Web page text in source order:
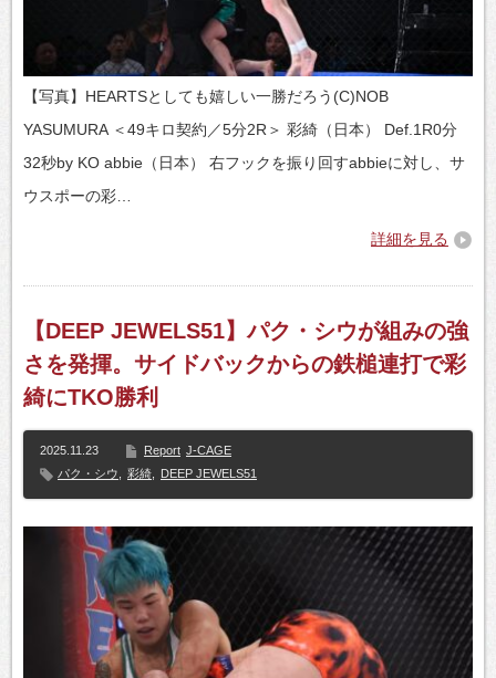
【写真】HEARTSとしても嬉しい一勝だろう(C)NOB
YASUMURA ＜49キロ契約／5分2R＞ 彩綺（日本） Def.1R0分
32秒by KO abbie（日本） 右フックを振り回すabbieに対し、サ
ウスポーの彩…
詳細を見る
【DEEP JEWELS51】パク・シウが組みの強
さを発揮。サイドバックからの鉄槌連打で彩
綺にTKO勝利
2025.11.23 Report J-CAGE
パク・シウ
彩綺 DEEP JEWELS51